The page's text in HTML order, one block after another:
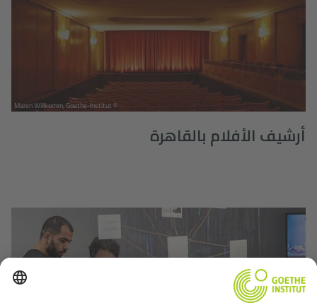
© Maren Willkomm, Goethe-Institut
أرشيف الأفلام بالقاهرة